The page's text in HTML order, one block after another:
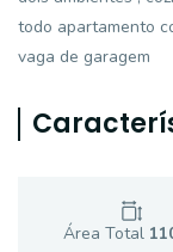
todo apartamento
vaga de garagem
Área Total